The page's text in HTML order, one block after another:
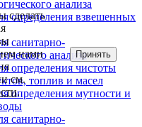
анализа
определения взвешенных
санитарно-
анализа
определения чистоты
топлив и масел
определения мутности и
санитарно-
сделать
нами
см.
.
Принять